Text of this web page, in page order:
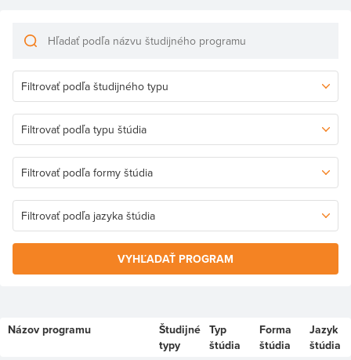
VYHĽADAŤ PROGRAM
Názov programu
Študijné
typy
Typ
štúdia
Forma
štúdia
Jazyk
štúdia